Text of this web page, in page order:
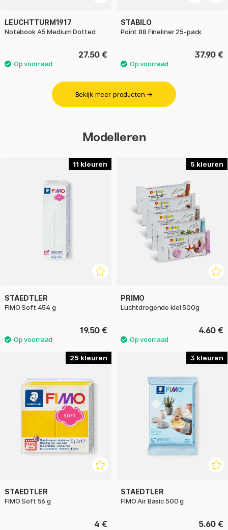
LEUCHTTURM1917
Notebook A5 Medium Dotted
27.50 €
STABILO
Point 88 Fineliner 25-pack
37.90 €
Bekijk meer producten →
Modelleren
11
STAEDTLER
FIMO Soft 454 g
19.50 €
5
PRIMO
Luchtdrogende klei 500g
4.60 €
25
STAEDTLER
FIMO Soft 56 g
4 €
3
STAEDTLER
FIMO Air Basic 500 g
5.60 €